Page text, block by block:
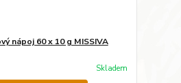
nápoj 60 x 10 g MISSIVA
Skladem